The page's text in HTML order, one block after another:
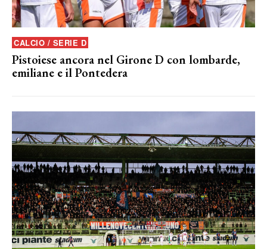
CALCIO / SERIE D
Pistoiese ancora nel Girone D con lombarde,
emiliane e il Pontedera